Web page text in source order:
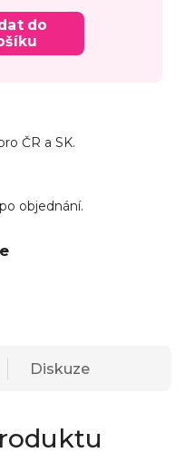
do
ČR a SK.
objednání.
Diskuze